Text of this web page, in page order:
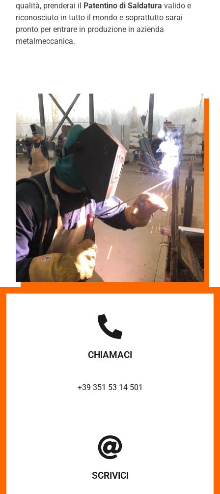
qualità, prenderai il Patentino di Saldatura valido e
riconosciuto in tutto il mondo e soprattutto sarai
pronto per entrare in produzione in azienda
metalmeccanica.
CHIAMACI
+39 351 53 14 501
SCRIVICI